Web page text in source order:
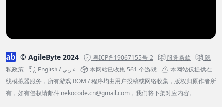
© AgileByte 2024 粤ICP备19067155号-2 服务条款
隐
私政策
English/عربي 本网站已收集 561 个游戏
本网站仅提供在
线模拟器服务，所有游戏 ROM / 程序均由用户投稿或网络收集，版权归原作者所
有，如有侵权请邮件 nekocode.cn@gmail.com ，我们将下架对应内容。